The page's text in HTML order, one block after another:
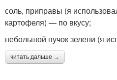
соль, приправы (я
картофеля) — по вкусу;
небольшой пучок зелени (я
читать дальше →